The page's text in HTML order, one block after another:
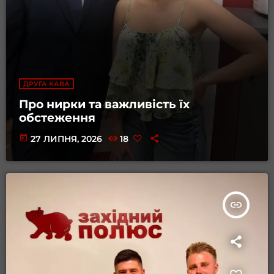
ДРУГА КАВА
Про нирки та важливість їх
обстеження
today 27 ЛИПНЯ, 2026 18
insert_link